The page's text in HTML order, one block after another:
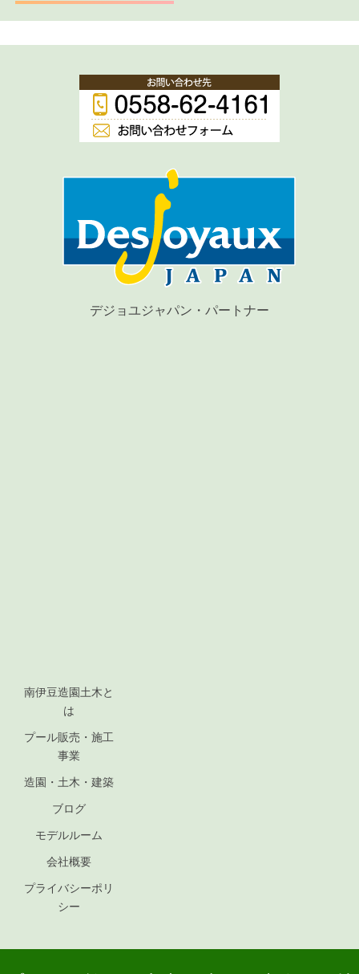
デジョユジャパン・パートナー
南伊豆造園土木と
は
プール販売・施工
事業
造園・土木・建築
ブログ
モデルルーム
会社概要
プライバシーポリ
シー